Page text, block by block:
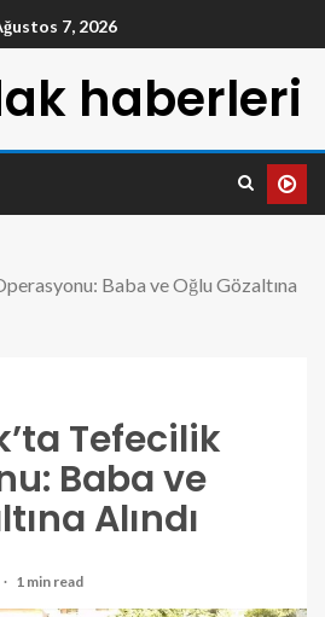
7, 2026
haberleri
Baba ve Oğlu Gözaltına
Tefecilik
Baba ve
Alındı
1 min read